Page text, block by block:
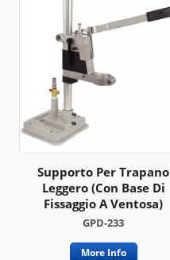
Supporto Per Trapano
Leggero (con Base Di
Fissaggio A Ventosa)
GPD-233
More Info